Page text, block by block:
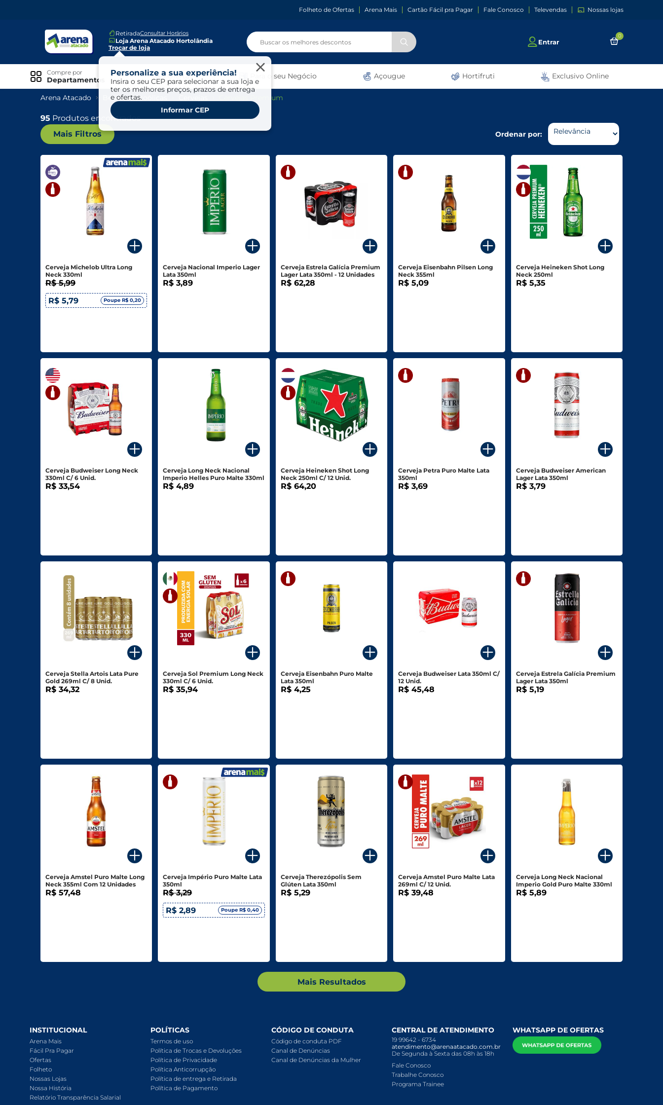
Folheto de Ofertas Arena Mais Cartão Fácil pra Pagar Fale Conosco Televendas Nossas lojas
RetiradaConsultar Horários
Loja Arena Atacado Hortolândia
Trocar de loja
Personalize a sua experiência!
Insira o seu CEP para selecionar a sua loja e
ter os melhores preços, prazos de entrega
e ofertas.
Informar CEP
Entrar
0
Ofertas Para o seu Negócio Açougue Hortifruti Exclusivo Online
Compre por
Departamentos
Especiais
Exclusivo Online
Ofertas
Ofertas Arena Mais
Ofertas Cartão Fácil pra Pagar
Mundo Infantil
Para o seu Negócio
Mercearia
Bebidas
Carnes, Aves E Peixes
Frios E Laticínios
Congelados
Higiene E Beleza
Doces E Sobremesas
Arena Atacado Bebidas Alcoólicas Cervejas Premium
95 Produtos encontrados
Mais Filtros
Ordenar por:
Cerveja Michelob Ultra Long
Neck 330ml
R$ 5,99
R$ 5,79
Poupe R$ 0,20
Cerveja Nacional Imperio Lager
Lata 350ml
R$ 3,89
Cerveja Estrela Galícia Premium
Lager Lata 350ml - 12 Unidades
R$ 62,28
Cerveja Eisenbahn Pilsen Long
Neck 355ml
R$ 5,09
Cerveja Heineken Shot Long
Neck 250ml
R$ 5,35
Cerveja Budweiser Long Neck
330ml C/ 6 Unid.
R$ 33,54
Cerveja Long Neck Nacional
Imperio Helles Puro Malte 330ml
R$ 4,89
Cerveja Heineken Shot Long
Neck 250ml C/ 12 Unid.
R$ 64,20
Cerveja Petra Puro Malte Lata
350ml
R$ 3,69
Cerveja Budweiser American
Lager Lata 350ml
R$ 3,79
Cerveja Stella Artois Lata Pure
Gold 269ml C/ 8 Unid.
R$ 34,32
Cerveja Sol Premium Long Neck
330ml C/ 6 Unid.
R$ 35,94
Cerveja Eisenbahn Puro Malte
Lata 350ml
R$ 4,25
Cerveja Budweiser Lata 350ml C/
12 Unid.
R$ 45,48
Cerveja Estrela Galícia Premium
Lager Lata 350ml
R$ 5,19
Cerveja Amstel Puro Malte Long
Neck 355ml Com 12 Unidades
R$ 57,48
Cerveja Império Puro Malte Lata
350ml
R$ 3,29
R$ 2,89
Poupe R$ 0,40
Cerveja Therezópolis Sem
Glúten Lata 350ml
R$ 5,29
Cerveja Amstel Puro Malte Lata
269ml C/ 12 Unid.
R$ 39,48
Cerveja Long Neck Nacional
Imperio Gold Puro Malte 330ml
R$ 5,89
Mais Resultados
INSTITUCIONAL
Arena Mais
Fácil Pra Pagar
Ofertas
Folheto
Nossas Lojas
Nossa História
Relatório Transparência Salarial
POLÍTICAS
Termos de uso
Política de Trocas e Devoluções
Política de Privacidade
Política Anticorrupção
Política de entrega e Retirada
Política de Pagamento
CÓDIGO DE CONDUTA
Código de conduta PDF
Canal de Denúncias
Canal de Denúncias da Mulher
CENTRAL DE ATENDIMENTO
19 99642 - 6734
atendimento@arenaatacado.com.br
De Segunda à Sexta das 08h às 18h
Fale Conosco
Trabalhe Conosco
Programa Trainee
WHATSAPP DE OFERTAS